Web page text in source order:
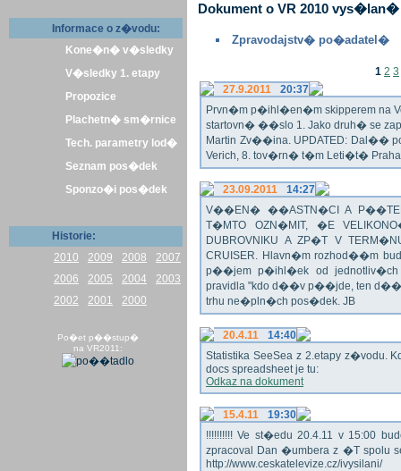
Informace o z�vodu:
Kone�n� v�sledky
V�sledky 1. etapy
Propozice
Plachetn� sm�rnice
Tech. parametry lod�
Seznam pos�dek
Sponzo�i pos�dek
Historie:
2010
2009 2008
2007
2006
2005 2004
2003
2002
2001 2000
Po�et p��stup�
na VR2011:
Dokument o VR 2010
Zpravodajstv� po�adatel�
1 2 3
27.9.2011
20:37
Prvn�m p�ihl�en�m skipperem na
startovn� ��slo 1. Jako druh� se
Martin Zv��ina. UPDATED: Dal��
Verich, 8. tov�rn� t�m Leti�t� Praha
23.09.2011
14:27
V��EN� ��ASTN�CI A
T�MTO OZN�MIT, �E
DUBROVNIKU A ZP�T V
CRUISER. Hlavn�m rozhod��m
p��jem p�ihl�ek od
pravidla "kdo d��v p��jde, ten
trhu ne�pln�ch pos�dek. JB
20.4.11
14:40
Statistika SeeSea z 2.etapy z�vodu.
docs spreadsheet je tu:
Odkaz na dokument
15.4.11
19:30
!!!!!!!!!! Ve st�edu 20.4.11 v 15:00
zpracoval Dan �umbera z �T spolu
http://www.ceskatelevize.cz/ivysilani/